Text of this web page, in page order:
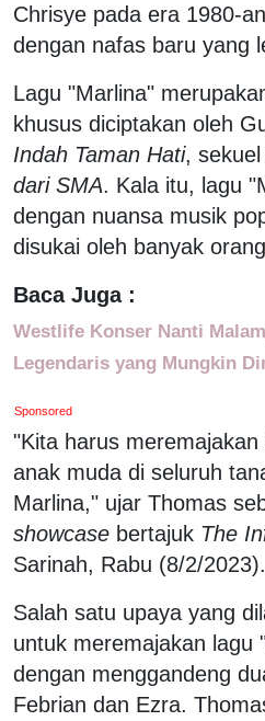
Chrisye pada era 1980-
dengan nafas baru yang
Lagu "Marlina"
khusus diciptakan oleh
Indah Taman Hati,
dari SMA. Kala itu, lagu
dengan nuansa musik
disukai oleh banyak
Baca Juga :
Westlife Konser Nanti
Legendaris yang Mungkin
Sponsored
"Kita harus
anak muda di seluruh
Marlina," ujar Thomas
showcase bertajuk The
Sarinah, Rabu (8/2/2023).
Salah satu upaya yang
untuk meremajakan lagu
dengan menggandeng
Febrian dan Ezra.